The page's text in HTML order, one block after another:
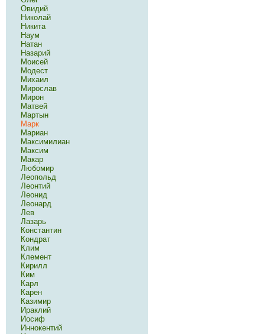
Овидий
Николай
Никита
Наум
Натан
Назарий
Моисей
Модест
Михаил
Мирослав
Мирон
Матвей
Мартын
Марк
Мариан
Максимилиан
Максим
Макар
Любомир
Леопольд
Леонтий
Леонид
Леонард
Лев
Лазарь
Константин
Кондрат
Клим
Клемент
Кирилл
Ким
Карл
Карен
Казимир
Ираклий
Иосиф
Иннокентий